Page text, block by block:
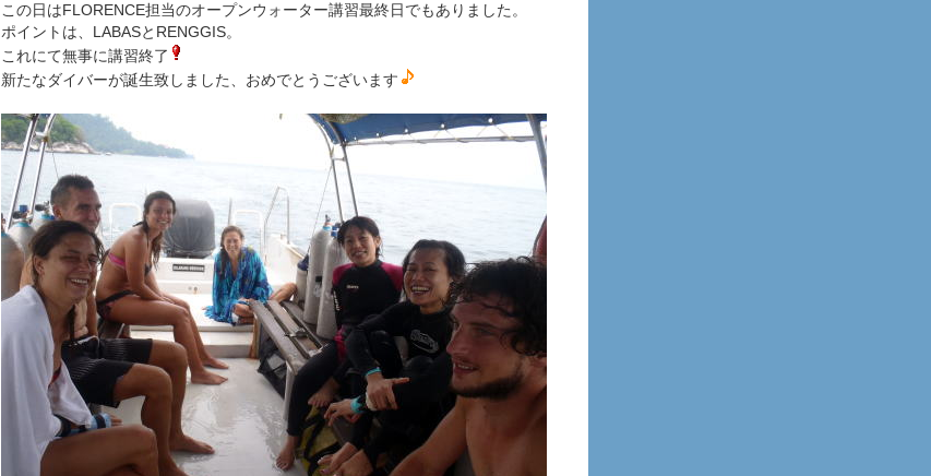
この日はFLORENCE担当のオープンウォーター講習最終日でもありました。
ポイントは、LABASとRENGGIS。
これにて無事に講習終了
新たなダイバーが誕生致しました、おめでとうございます